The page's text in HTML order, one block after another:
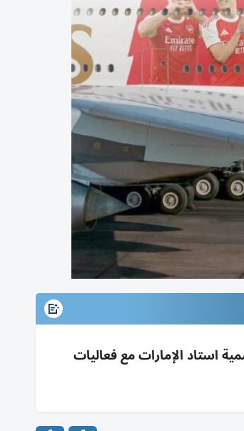
القميص وحقوق تسمية استاد الإمارات مع فعاليات